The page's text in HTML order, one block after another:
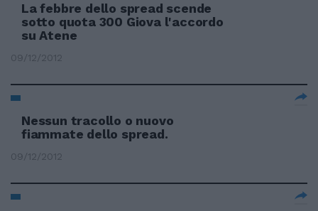
La febbre dello spread scende
sotto quota 300 Giova l'accordo
su Atene
09/12/2012
Nessun tracollo o nuovo
fiammate dello spread.
09/12/2012